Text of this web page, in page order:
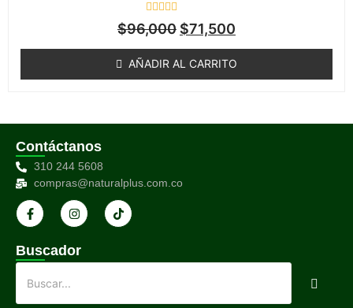
Valorado
en
de
5
$96,000 $71,500
AÑADIR AL CARRITO
Contáctanos
310 244 5608
compras@naturalplus.com.co
Buscador